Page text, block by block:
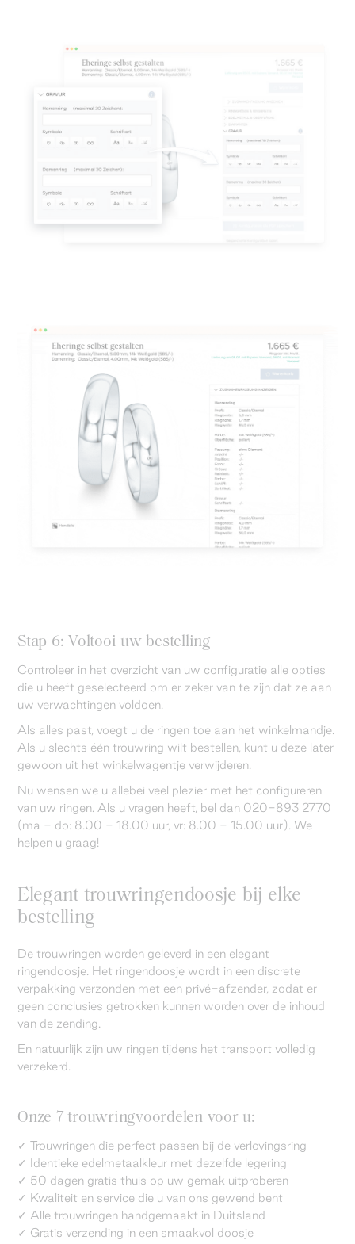
Stap 6: Voltooi uw bestelling
Controleer in het overzicht van uw configuratie alle opties
die u heeft geselecteerd om er zeker van te zijn dat ze aan
uw verwachtingen voldoen.
Als alles past, voegt u de ringen toe aan het winkelmandje.
Als u slechts één trouwring wilt bestellen, kunt u deze later
gewoon uit het winkelwagentje verwijderen.
Nu wensen we u allebei veel plezier met het configureren
van uw ringen. Als u vragen heeft, bel dan 020-893 2770
(ma - do: 8.00 - 18.00 uur, vr: 8.00 - 15.00 uur). We
helpen u graag!
Elegant trouwringendoosje bij elke
bestelling
De trouwringen worden geleverd in een elegant
ringendoosje. Het ringendoosje wordt in een discrete
verpakking verzonden met een privé-afzender, zodat er
geen conclusies getrokken kunnen worden over de inhoud
van de zending.
En natuurlijk zijn uw ringen tijdens het transport volledig
verzekerd.
Onze 7 trouwringvoordelen voor u:
✓ Trouwringen die perfect passen bij de verlovingsring
✓ Identieke edelmetaalkleur met dezelfde legering
✓ 50 dagen gratis thuis op uw gemak uitproberen
✓ Kwaliteit en service die u van ons gewend bent
✓ Alle trouwringen handgemaakt in Duitsland
✓ Gratis verzending in een smaakvol doosje